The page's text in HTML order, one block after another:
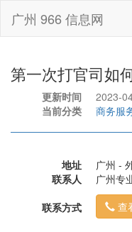
广州 966 信息网
第一次打官司如
更新时间
2023-
当前分类
商务服
地址
广州 -
联系人
广州专
联系方式
查